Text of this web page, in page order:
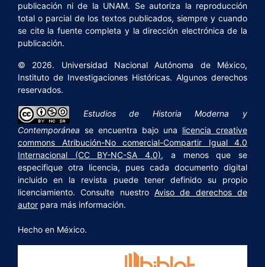
publicación ni de la UNAM. Se autoriza la reproducción
total o parcial de los textos publicados, siempre y cuando
se cite la fuente completa y la dirección electrónica de la
publicación.
© 2026. Universidad Nacional Autónoma de México,
Instituto de Investigaciones Históricas. Algunos derechos
reservados.
Estudios de Historia Moderna y
Contemporánea se encuentra bajo una licencia creative
commons Atribución-No comercial-Compartir Igual 4.0
Internacional (CC BY-NC-SA 4.0), a menos que se
especifique otra licencia, pues cada documento digital
incluido en la revista puede tener definido su propio
licenciamiento. Consulte nuestro Aviso de derechos de
autor para más información.
Hecho en México.